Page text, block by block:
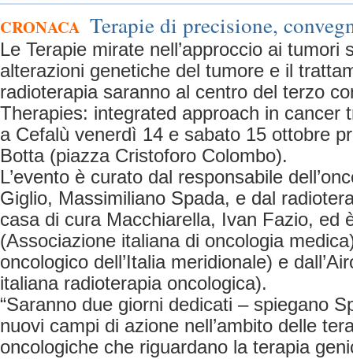
CRONACA Terapie di precisione,
Le Terapie mirate nell’approccio ai tumori
alterazioni genetiche del tumore e il
radioterapia saranno al centro del terzo
Therapies: integrated approach in cancer
a Cefalù venerdì 14 e sabato 15 ottobre
Botta (piazza Cristoforo Colombo).
L’evento è curato dal responsabile
Giglio, Massimiliano Spada, e dal
casa di cura Macchiarella, Ivan Fazio, ed
(Associazione italiana di oncologia
oncologico dell’Italia meridionale) e
italiana radioterapia oncologica).
“Saranno due giorni dedicati – spiegano
nuovi campi di azione nell’ambito delle
oncologiche che riguardano la terapia